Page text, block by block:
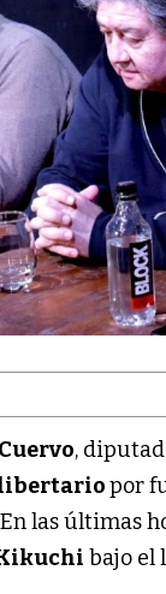
,
por
En las últimas
bajo el